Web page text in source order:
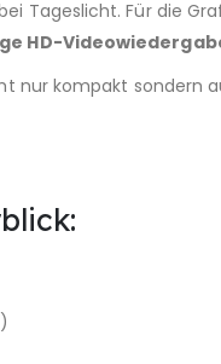
Tageslicht. Für die
HD-
nur kompakt sondern